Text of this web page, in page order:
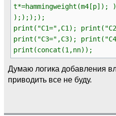
););););
print("C1=",C1);
print("C3=",C3);
print(concat(1,nn));
Думаю логика добавления
приводить все не буду.